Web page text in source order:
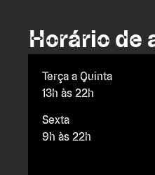
Horário de
Terça a Quinta
13h às 22h
Sexta
9h às 22h